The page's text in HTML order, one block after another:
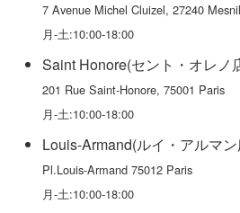
7 Avenue Michel Cluizel, 27240
月-土:10:00-18:00
Saint Honore(セント・オレノ
201 Rue Saint-Honore, 75001 Paris
月-土:10:00-18:00
Louis-Armand(ルイ・アルマ
Pl.Louis-Armand 75012 Paris
月-土:10:00-18:00